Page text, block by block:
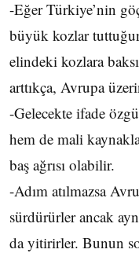
-Eğer Türkiye’nin
büyük kozlar
elindeki kozlara
arttıkça, Avrupa
-Gelecekte ifade
hem de mali
baş ağrısı olabilir.
-Adım atılmazsa
sürdürürler ancak
da yitirirler. Bunun